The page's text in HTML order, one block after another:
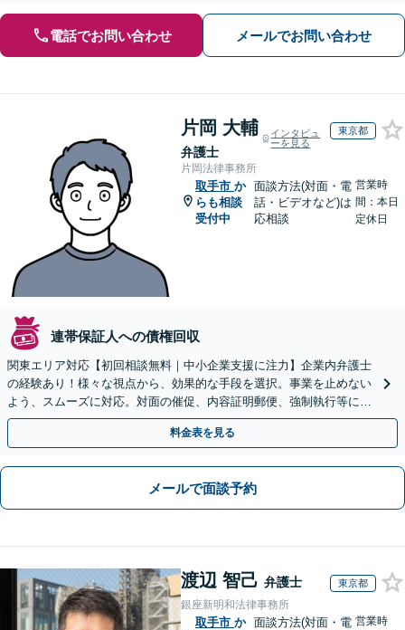
電話でお問い合わせ メールでお問い合わせ
片岡 大輔
弁護士
インタビュ
ーを見る
東京都
片岡法律事務所
取手市 か
らも相談
受付中
面談方法(対面・電
話・ビデオなど)は
応相談
営業時
間：本日
定休日
連帯保証人への債権回収
関東エリア対応【初回相談無料｜中小企業支援に注力】企業内弁護士
の経験あり！様々な視点から、効果的な手段を選択。事業を止めない
よう、スムーズに対応。対面の催促、内容証明郵便、強制執行等に精
通。お困りの方はすぐにご相談を【オンライン面談◎】
料金表を見る
メールで面談予約
渡辺 智己 弁護士 東京都
銀座新明和法律事務所
取手市 か 面談方法(対面・電 営業時